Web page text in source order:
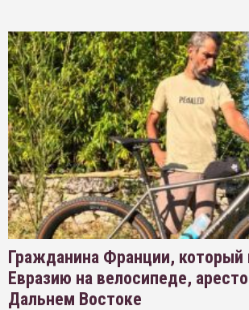
Гражданина Франции, который
Евразию на велосипеде,
Дальнем Востоке